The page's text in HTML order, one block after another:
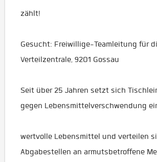
zählt!
Gesucht: Freiwillige-Teamleitung für
Verteilzentrale, 9201 Gossau
Seit über 25 Jahren setzt sich
gegen Lebensmittelverschwendung
wertvolle Lebensmittel und verteilen
Abgabestellen an armutsbetroffene